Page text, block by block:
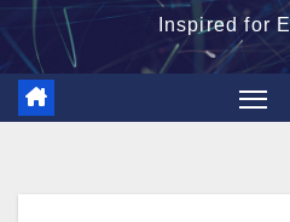
Inspired for